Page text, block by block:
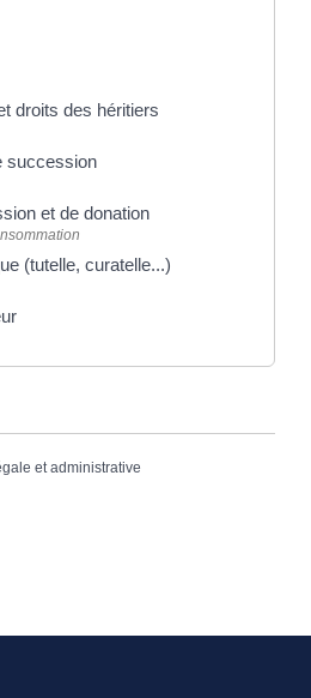
droits des héritiers
succession
et de donation
(tutelle, curatelle...)
et administrative